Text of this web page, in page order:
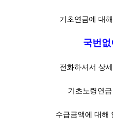
기초연금에 대
국번없
전화하셔서 상
기초노령연
수급금액에 대해